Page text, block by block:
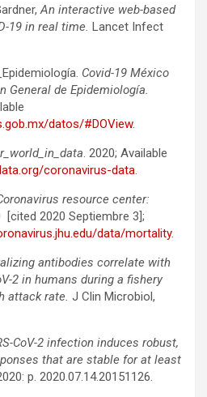
An interactive web-based
19 in real time. Lancet Infect
Epidemiología. Covid-19 México
General de Epidemiología.
datos/#DOView.
. 2020; Available
coronavirus-data.
resource center:
[cited 2020 Septiembre 3];
data/mortality.
antibodies correlate with
2 in humans during a fishery
attack rate. J Clin Microbiol,
CoV-2 infection induces robust,
that are stable for at least
p. 2020.07.14.20151126.